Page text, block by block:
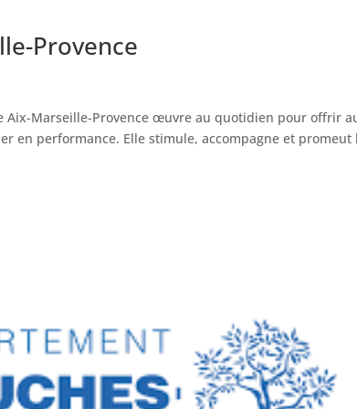
Provence
Aix-Marseille-Provence œuvre au quotidien pour offrir
en performance. Elle stimule, accompagne et promeut